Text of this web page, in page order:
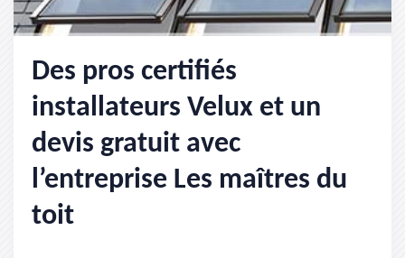
Des pros certifiés
installateurs Velux et un
devis gratuit avec
l’entreprise Les maîtres du
toit